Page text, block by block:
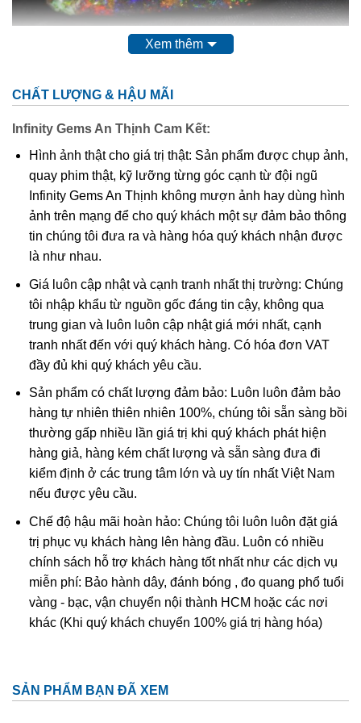
Opal nhiều khi đọng trong các suối nhiệt dịch và suối phun
những thạch nhũ trắng, trong suốt, có quang thái ngọc.
Opal cũng thường liên quan tới các loại đá macma phun
trào như ryolit, andezit và trachit trong đó opal thường
được lắng đọng trong các lỗ hổng ở nhiệt độ thấp. Ở
Australia thường gặp opal liên quan tới phun trào trachit và
bazan, trong cát kết silic ở đó opal được tái lắng đọng.
Giá trị của Đá Opal
Khi các chuyên gia bắt đầuthẩm định về chất lượng và giá
của đá Opal bắt đầu đánh giá từmàu nền của đá , được
ưu chuộng nhất và đánh giá cao hơn hết là màu sẫm với
ánh màu sặc sỡ.
Đá Opal đen có giá trị nhất khi mang màu nền xám sẫm
đến đen. Những viên đá Opal có màu nền trắng hay màu
nhạt được gọi chung là
Opal trắng, loại đá này phổ biến
với trữ lượng lớn và nhiều trên thế giới, giá thành rẻ hơn.
Còn những viên đá Opal có sắc trong mờ đến trong suốt
được gọi là Opal tinh thể, giá trị của nó nằm ở giữa hai loại
kia.
Sau khi đánh giá màu nền, để biết giá trị của đá Opal còn
phải dựa vào mức độ và sự phân bố của các màu trên bề
mặt đá. Một viên Opal được coi là đẹp nhất khi chứa tất cả
sử dụng, kiểu dáng hay màu sắc phụ thuộc vào sở thích
của cá nhân.
Xem thêm
CHẤT LƯỢNG & HẬU MÃI
Infinity Gems An Thịnh Cam Kết:
Hình ảnh thật cho giá trị thật: Sản phẩm được chụp ảnh,
quay phim thật, kỹ lưỡng từng góc cạnh từ đội ngũ
Infinity Gems An Thịnh không mượn ảnh hay dùng hình
ảnh trên mạng để cho quý khách một sự đảm bảo thông
tin chúng tôi đưa ra và hàng hóa quý khách nhận được
là như nhau.
Giá luôn cập nhật và cạnh tranh nhất thị trường: Chúng
tôi nhập khẩu từ nguồn gốc đáng tin cậy, không qua
trung gian và luôn luôn cập nhật giá mới nhất, cạnh
tranh nhất đến với quý khách hàng. Có hóa đơn VAT
đầy đủ khi quý khách yêu cầu.
Sản phẩm có chất lượng đảm bảo: Luôn luôn đảm bảo
hàng tự nhiên thiên nhiên 100%, chúng tôi sẵn sàng bồi
thường gấp nhiều lần giá trị khi quý khách phát hiện
hàng giả, hàng kém chất lượng và sẵn sàng đưa đi
kiểm định ở các trung tâm lớn và uy tín nhất Việt Nam
nếu được yêu cầu.
Chế độ hậu mãi hoàn hảo: Chúng tôi luôn luôn đặt giá
trị phục vụ khách hàng lên hàng đầu. Luôn có nhiều
chính sách hỗ trợ khách hàng tốt nhất như các dịch vụ
miễn phí: Bảo hành dây, đánh bóng , đo quang phổ tuổi
vàng - bạc, vận chuyển nội thành HCM hoặc các nơi
khác (Khi quý khách chuyển 100% giá trị hàng hóa)
SẢN PHẨM BẠN ĐÃ XEM